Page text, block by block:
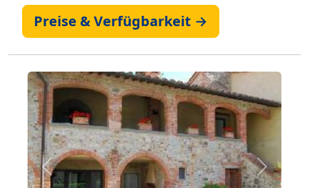
Preise & Verfügbarkeit →
Zurück Weiter